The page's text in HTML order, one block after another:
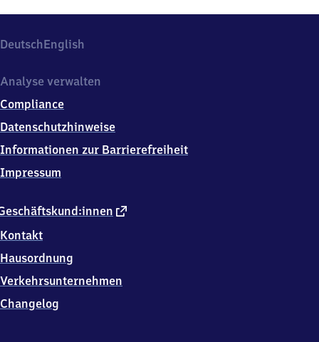
DeutschEnglish
externer
Kontakt
Hausordnung
Verkehrsunternehmen
Changelog
Analyse verwalten
Compliance
Datenschutzhinweise
Informationen zur Barrierefreiheit
Impressum